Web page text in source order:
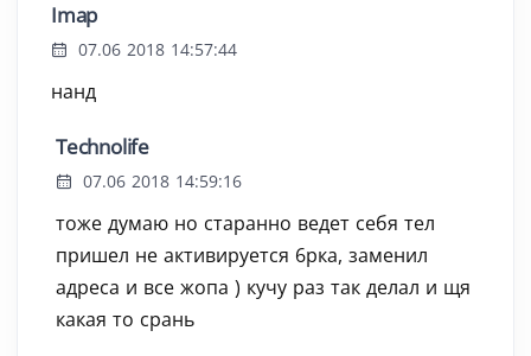
Imap
07.06 2018 14:57:44
нанд
Technolife
07.06 2018 14:59:16
тоже думаю но старанно ведет себя тел
пришел не активируется 6рка, заменил
адреса и все жопа ) кучу раз так делал и щя
какая то срань